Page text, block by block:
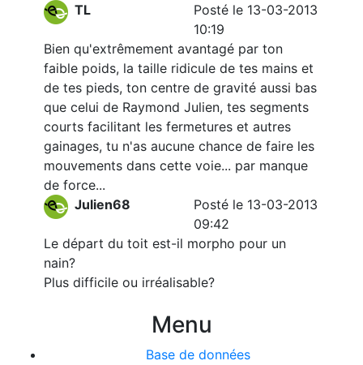
TL
Posté le 13-03-2013
10:19
Bien qu'extrêmement avantagé par ton
faible poids, la taille ridicule de tes mains et
de tes pieds, ton centre de gravité aussi bas
que celui de Raymond Julien, tes segments
courts facilitant les fermetures et autres
gainages, tu n'as aucune chance de faire les
mouvements dans cette voie... par manque
de force...
Julien68
Posté le 13-03-2013
09:42
Le départ du toit est-il morpho pour un
nain?
Plus difficile ou irréalisable?
Menu
Base de données